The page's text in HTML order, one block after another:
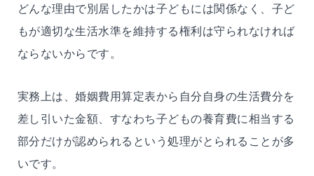
どんな理由で別居したかは子どもには関係なく、子ど
もが適切な生活水準を維持する権利は守られなければ
ならないからです。
実務上は、婚姻費用算定表から自分自身の生活費分を
差し引いた金額、すなわち子どもの養育費に相当する
部分だけが認められるという処理がとられることが多
いです。